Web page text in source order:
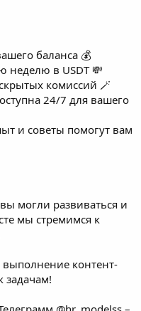
баланса 💰
неделю в USDT 💸
комиссий 🪄
24/7 для вашего
и советы помогут вам
могли развиваться и
мы стремимся к
выполнение контент-
задачам!